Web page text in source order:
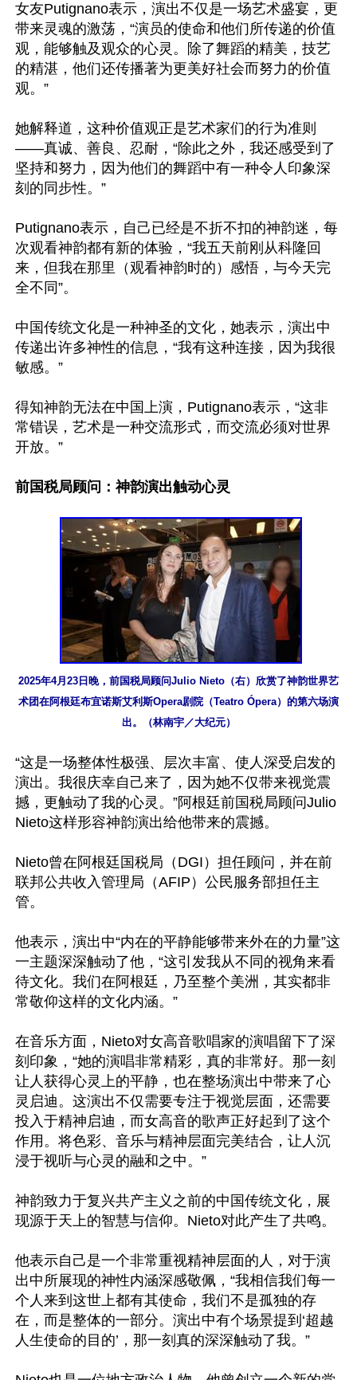
女友Putignano表示，演出不仅是一场艺术盛宴，更
带来灵魂的激荡，“演员的使命和他们所传递的价值
观，能够触及观众的心灵。除了舞蹈的精美，技艺
的精湛，他们还传播著为更美好社会而努力的价值
观。”
她解释道，这种价值观正是艺术家们的行为准则
——真诚、善良、忍耐，“除此之外，我还感受到了
坚持和努力，因为他们的舞蹈中有一种令人印象深
刻的同步性。”
Putignano表示，自己已经是不折不扣的神韵迷，每
次观看神韵都有新的体验，“我五天前刚从科隆回
来，但我在那里（观看神韵时的）感悟，与今天完
全不同”。
中国传统文化是一种神圣的文化，她表示，演出中
传递出许多神性的信息，“我有这种连接，因为我很
敏感。”
得知神韵无法在中国上演，Putignano表示，“这非
常错误，艺术是一种交流形式，而交流必须对世界
开放。”
前国税局顾问：神韵演出触动心灵
2025年4月23日晚，前国税局顾问Julio Nieto（右）欣赏了神韵世界艺
术团在阿根廷布宜诺斯艾利斯Opera剧院（Teatro Ópera）的第六场演
出。（林南宇／大纪元）
“这是一场整体性极强、层次丰富、使人深受启发的
演出。我很庆幸自己来了，因为她不仅带来视觉震
撼，更触动了我的心灵。”阿根廷前国税局顾问Julio
Nieto这样形容神韵演出给他带来的震撼。
Nieto曾在阿根廷国税局（DGI）担任顾问，并在前
联邦公共收入管理局（AFIP）公民服务部担任主
管。
他表示，演出中“内在的平静能够带来外在的力量”这
一主题深深触动了他，“这引发我从不同的视角来看
待文化。我们在阿根廷，乃至整个美洲，其实都非
常敬仰这样的文化内涵。”
在音乐方面，Nieto对女高音歌唱家的演唱留下了深
刻印象，“她的演唱非常精彩，真的非常好。那一刻
让人获得心灵上的平静，也在整场演出中带来了心
灵启迪。这演出不仅需要专注于视觉层面，还需要
投入于精神启迪，而女高音的歌声正好起到了这个
作用。将色彩、音乐与精神层面完美结合，让人沉
浸于视听与心灵的融和之中。”
神韵致力于复兴共产主义之前的中国传统文化，展
现源于天上的智慧与信仰。Nieto对此产生了共鸣。
他表示自己是一个非常重视精神层面的人，对于演
出中所展现的神性内涵深感敬佩，“我相信我们每一
个人来到这世上都有其使命，我们不是孤独的存
在，而是整体的一部分。演出中有个场景提到‘超越
人生使命的目的’，那一刻真的深深触动了我。”